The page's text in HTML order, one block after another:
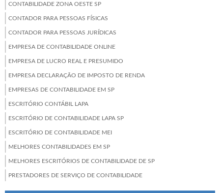
CONTABILIDADE ZONA OESTE SP
CONTADOR PARA PESSOAS FÍSICAS
CONTADOR PARA PESSOAS JURÍDICAS
EMPRESA DE CONTABILIDADE ONLINE
EMPRESA DE LUCRO REAL E PRESUMIDO
EMPRESA DECLARAÇÃO DE IMPOSTO DE RENDA
EMPRESAS DE CONTABILIDADE EM SP
ESCRITÓRIO CONTÁBIL LAPA
ESCRITÓRIO DE CONTABILIDADE LAPA SP
ESCRITÓRIO DE CONTABILIDADE MEI
MELHORES CONTABILIDADES EM SP
MELHORES ESCRITÓRIOS DE CONTABILIDADE DE SP
PRESTADORES DE SERVIÇO DE CONTABILIDADE
PROCESSAMENTO DE FOLHA DE PAGAMENTO